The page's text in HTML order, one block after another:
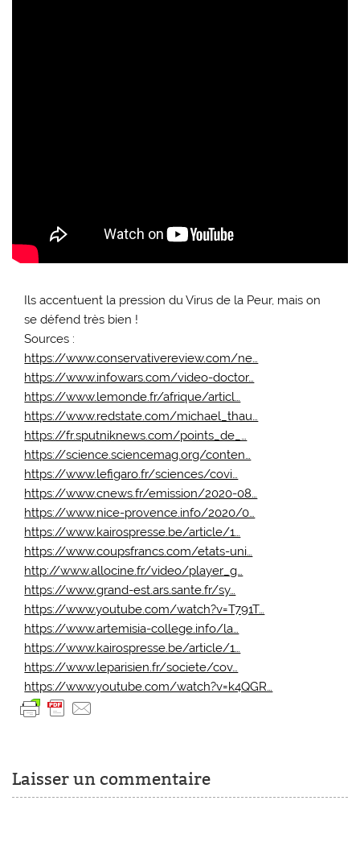
Ils accentuent la pression du Virus de la Peur, mais on
se défend très bien !
Sources :
https://www.conservativereview.com/ne…
https://www.infowars.com/video-doctor…
https://www.lemonde.fr/afrique/articl…
https://www.redstate.com/michael_thau…
https://fr.sputniknews.com/points_de_…
https://science.sciencemag.org/conten…
https://www.lefigaro.fr/sciences/covi…
https://www.cnews.fr/emission/2020-08…
https://www.nice-provence.info/2020/0…
https://www.kairospresse.be/article/1…
https://www.coupsfrancs.com/etats-uni…
http://www.allocine.fr/video/player_g…
https://www.grand-est.ars.sante.fr/sy…
https://www.youtube.com/watch?v=T791T…
https://www.artemisia-college.info/la…
https://www.kairospresse.be/article/1…
https://www.leparisien.fr/societe/cov…
https://www.youtube.com/watch?v=k4QGR…
Laisser un commentaire